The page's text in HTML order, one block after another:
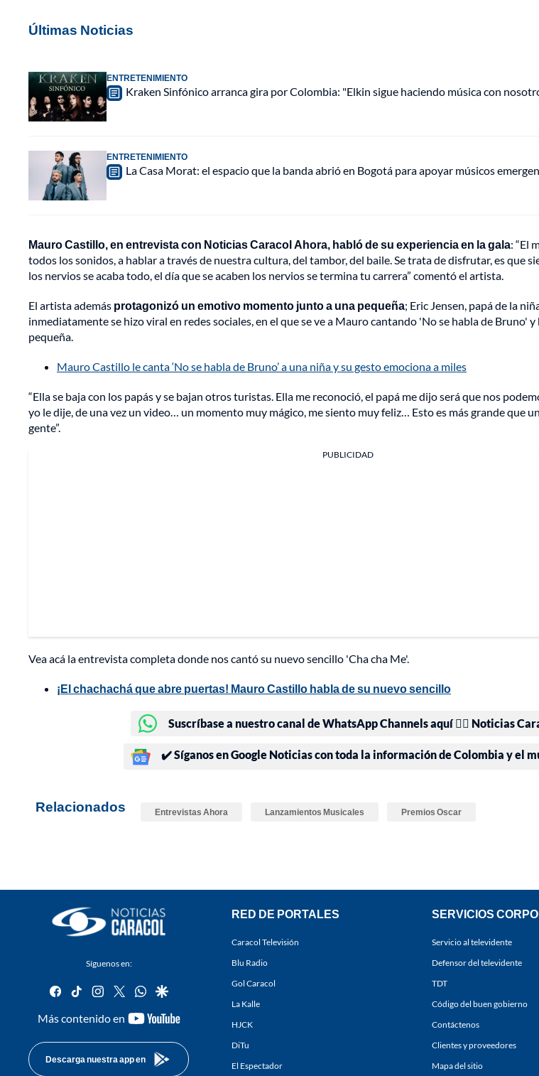
Últimas Noticias
ENTRETENIMIENTO
Kraken Sinfónico arranca gira por Colombia: "Elkin sigue haciendo música con
ENTRETENIMIENTO
La Casa Morat: el espacio que la banda abrió en Bogotá para apoyar músicos
Mauro Castillo, en entrevista con Noticias Caracol Ahora, habló de su experiencia en la gala: “El
todos los sonidos, a hablar a través de nuestra cultura, del tambor, del baile. Se trata de disfrutar, es que
los nervios se acaba todo, el día que se acaben los nervios se termina tu carrera” comentó el artista.
El artista además protagonizó un emotivo momento junto a una pequeña; Eric Jensen, papá de la
inmediatamente se hizo viral en redes sociales, en el que se ve a Mauro cantando 'No se habla de Bruno'
pequeña.
Mauro Castillo le canta ‘No se habla de Bruno’ a una niña y su gesto emociona a miles
“Ella se baja con los papás y se bajan otros turistas. Ella me reconoció, el papá me dijo será que nos
yo le dije, de una vez un video… un momento muy mágico, me siento muy feliz… Esto es más grande que
gente”.
PUBLICIDAD
Vea acá la entrevista completa donde nos cantó su nuevo sencillo 'Cha cha Me'.
¡El chachachá que abre puertas! Mauro Castillo habla de su nuevo sencillo
Suscríbase a nuestro canal de WhatsApp Channels aquí 👉🏻 Noticias
✔️ Síganos en Google Noticias con toda la información de Colombia y el
Relacionados Entrevistas Ahora Lanzamientos Musicales Premios Oscar
Síguenos en:
facebook
tiktok instagram
twitterwhatsapp
google
Más contenido en
youtube-
Descarga nuestra app en
RED DE PORTALES
Caracol Televisión
Blu Radio
Gol Caracol
La Kalle
HJCK
DiTu
El Espectador
SERVICIOS
Servicio al televidente
Defensor del televidente
TDT
Código del buen gobierno
Contáctenos
Clientes y proveedores
Mapa del sitio